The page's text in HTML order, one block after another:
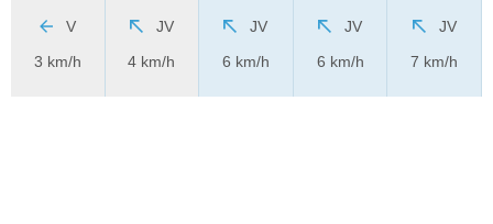
V
3 km/h
JV
4 km/h
JV
6 km/h
JV
6 km/h
JV
7 km/h